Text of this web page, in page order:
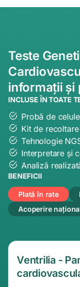
Teste
informații și
INCLUSE ÎN TOATE
Probă de
Kit de
Tehnologie
Interpretare și
Analiză
BENEFICII
Plată în rate
Acoperire
Ventrilia -